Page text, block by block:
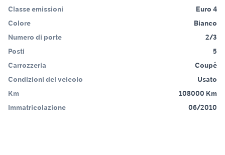
Classe emissioni
Euro 4
Colore
Bianco
Numero di porte
2/3
Posti
5
Carrozzeria
Coupé
Condizioni del veicolo
Usato
Km
108000 Km
Immatricolazione
06/2010